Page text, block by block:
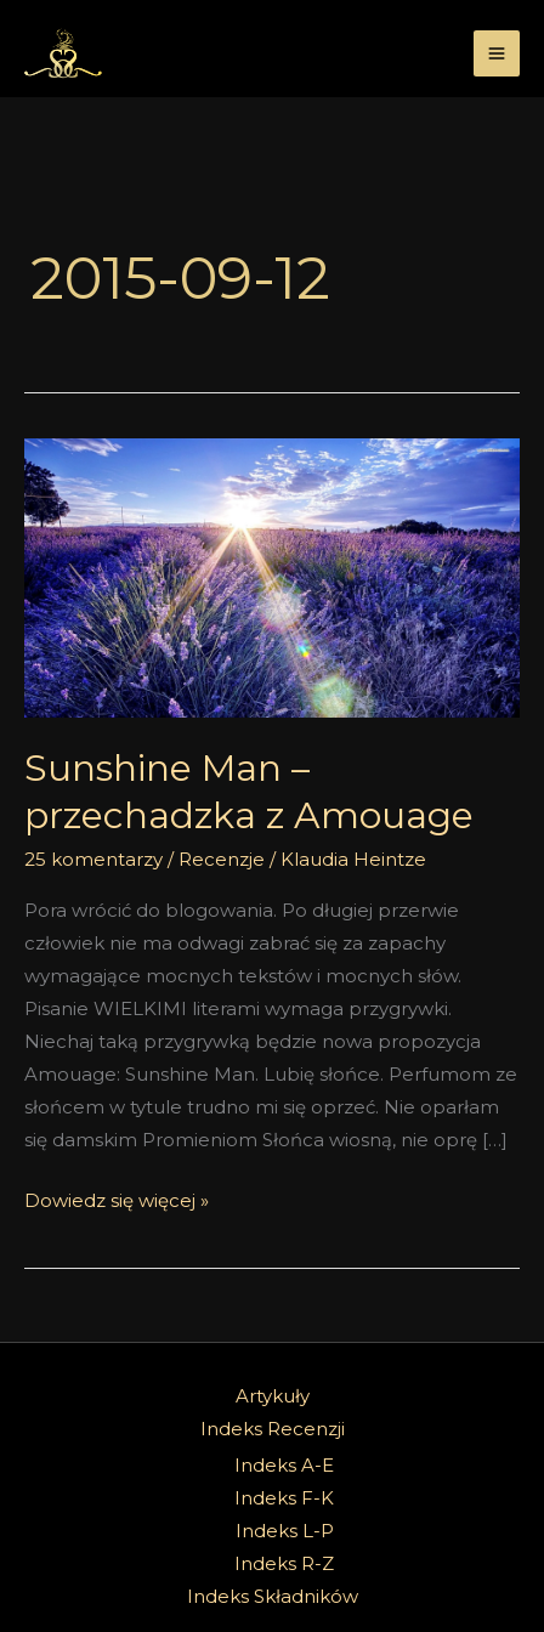
treści
2015-09-12
Sunshine Man –
przechadzka z Amouage
25 komentarzy / Recenzje / Klaudia Heintze
Pora wrócić do blogowania. Po długiej przerwie
człowiek nie ma odwagi zabrać się za zapachy
wymagające mocnych tekstów i mocnych słów.
Pisanie WIELKIMI literami wymaga przygrywki.
Niechaj taką przygrywką będzie nowa propozycja
Amouage: Sunshine Man. Lubię słońce. Perfumom ze
słońcem w tytule trudno mi się oprzeć. Nie oparłam
się damskim Promieniom Słońca wiosną, nie oprę […]
Sunshine
Man
–
przechadzka
z
Amouage
Dowiedz się więcej »
Artykuły
Indeks Recenzji
Indeks A-E
Indeks F-K
Indeks L-P
Indeks R-Z
Indeks Składników